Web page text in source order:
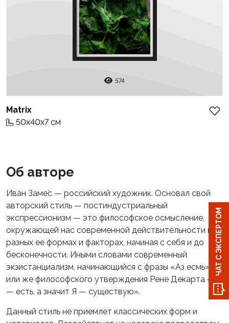
574
Matrix
50x40x7 см
Об авторе
Ива́н Заме́с — российский художник. Основал свой
авторский стиль — постиндустриальный
экспрессионизм — это философское осмысление,
окружающей нас современной действительности в
разных ее формах и факторах, начиная с себя и до
бесконечности. Иными словами современный
экзистанциализм, начинающийся с фразы «Аз есмь»
или же философского утверждения Рене Декарта «Я
— есть, а значит Я — существую».
Данный стиль не приемлет классических форм и
ЧАТ С ЭКСПЕРТОМ